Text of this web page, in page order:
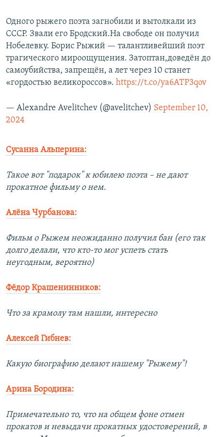
Одного рыжего поэта загнобили и вытолкали из
СССР. Звали его Бродский.На свободе он получил
Нобелевку. Борис Рыжий — талантливейший поэт
трагического мироощущения. Затоптан,доведён до
самоубийства, запрещён, а лет через 10 станет
«гордостью великороссов». https://t.co/ya6ATP3qov
— Alexandre Avelitchev (@avelitchev) September 10,
2024
Сусанна Альперина:
Такое вот "подарок" к юбилею поэта – не дают
прокатное фильму о нем.
Алёна Чурбанова:
Фильм о Рыжем неожиданно получил бан (его так
долго делали, что кто-то мог успеть стать
неугодным, вероятно)
Фёдор Крашенинников:
Что за крамолу там нашли, интересно
Алексей Гибнев:
Какую биографию делают нашему "Рыжему"!
Арина Бородина:
Примечательно то, что на общем фоне отмен
прокатов и невыдачи прокатных удостоверений, в